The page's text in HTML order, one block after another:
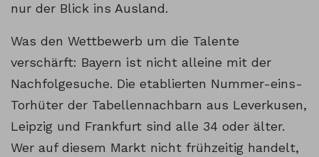
nur der Blick ins Ausland.
Was den Wettbewerb um die Talente
verschärft: Bayern ist nicht alleine mit der
Nachfolgesuche. Die etablierten Nummer-eins-
Torhüter der Tabellennachbarn aus Leverkusen,
Leipzig und Frankfurt sind alle 34 oder älter.
Wer auf diesem Markt nicht frühzeitig handelt,